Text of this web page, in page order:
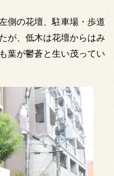
側の花壇、駐車場・歩道
が、低木は花壇からはみ
葉が鬱蒼と生い茂ってい